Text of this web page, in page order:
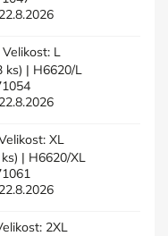
22.8.2026
L
ks) | H6620/L
22.8.2026
XL
| H6620/XL
22.8.2026
2XL